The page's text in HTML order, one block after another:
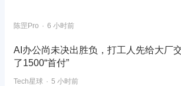
陈罡Pro 6 小时前
AI办公尚未决出胜负，打工人先给大厂
了1500“首付”
Tech星球 5 小时前